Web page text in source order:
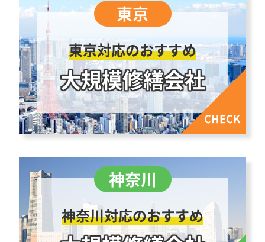
東京対応のおすすめ
大規模修繕会社
神奈川対応のおすすめ